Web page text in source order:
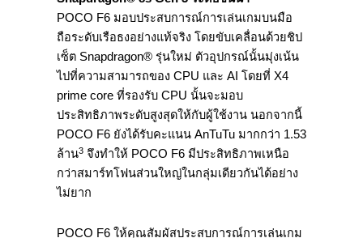
POCO F6 มอบประสบการณ์การเล่นเกมบนมือ
ถือระดับเรือธงอย่างแท้จริง โดยขับเคลื่อนด้วยชิป
เซ็ต Snapdragon® รุ่นใหม่ ตัวอุปกรณ์นั้นมุ่งเน้น
ไปที่ความสามารถของ CPU และ AI โดยที่ X4
prime core ที่รองรับ CPU นั้นจะมอบ
ประสิทธิภาพระดับสูงสุดให้กับผู้ใช้งาน นอกจากนี้
POCO F6 ยังได้รับคะแนน AnTuTu มากกว่า 1.53
ล้าน3 จึงทำให้ POCO F6 มีประสิทธิภาพเหนือ
กว่าสมาร์ทโฟนส่วนใหญ่ในกลุ่มเดียวกันได้อย่าง
ไม่ยาก
POCO F6 ให้คุณสัมผัสประสบการณ์การเล่นเกม